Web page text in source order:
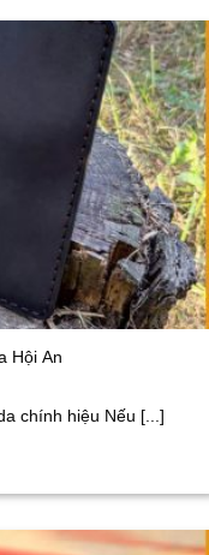
Hội An
chính hiệu Nếu [...]